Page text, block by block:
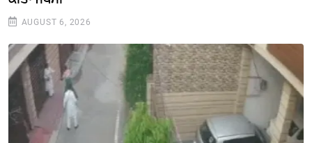
AUGUST 6, 2026